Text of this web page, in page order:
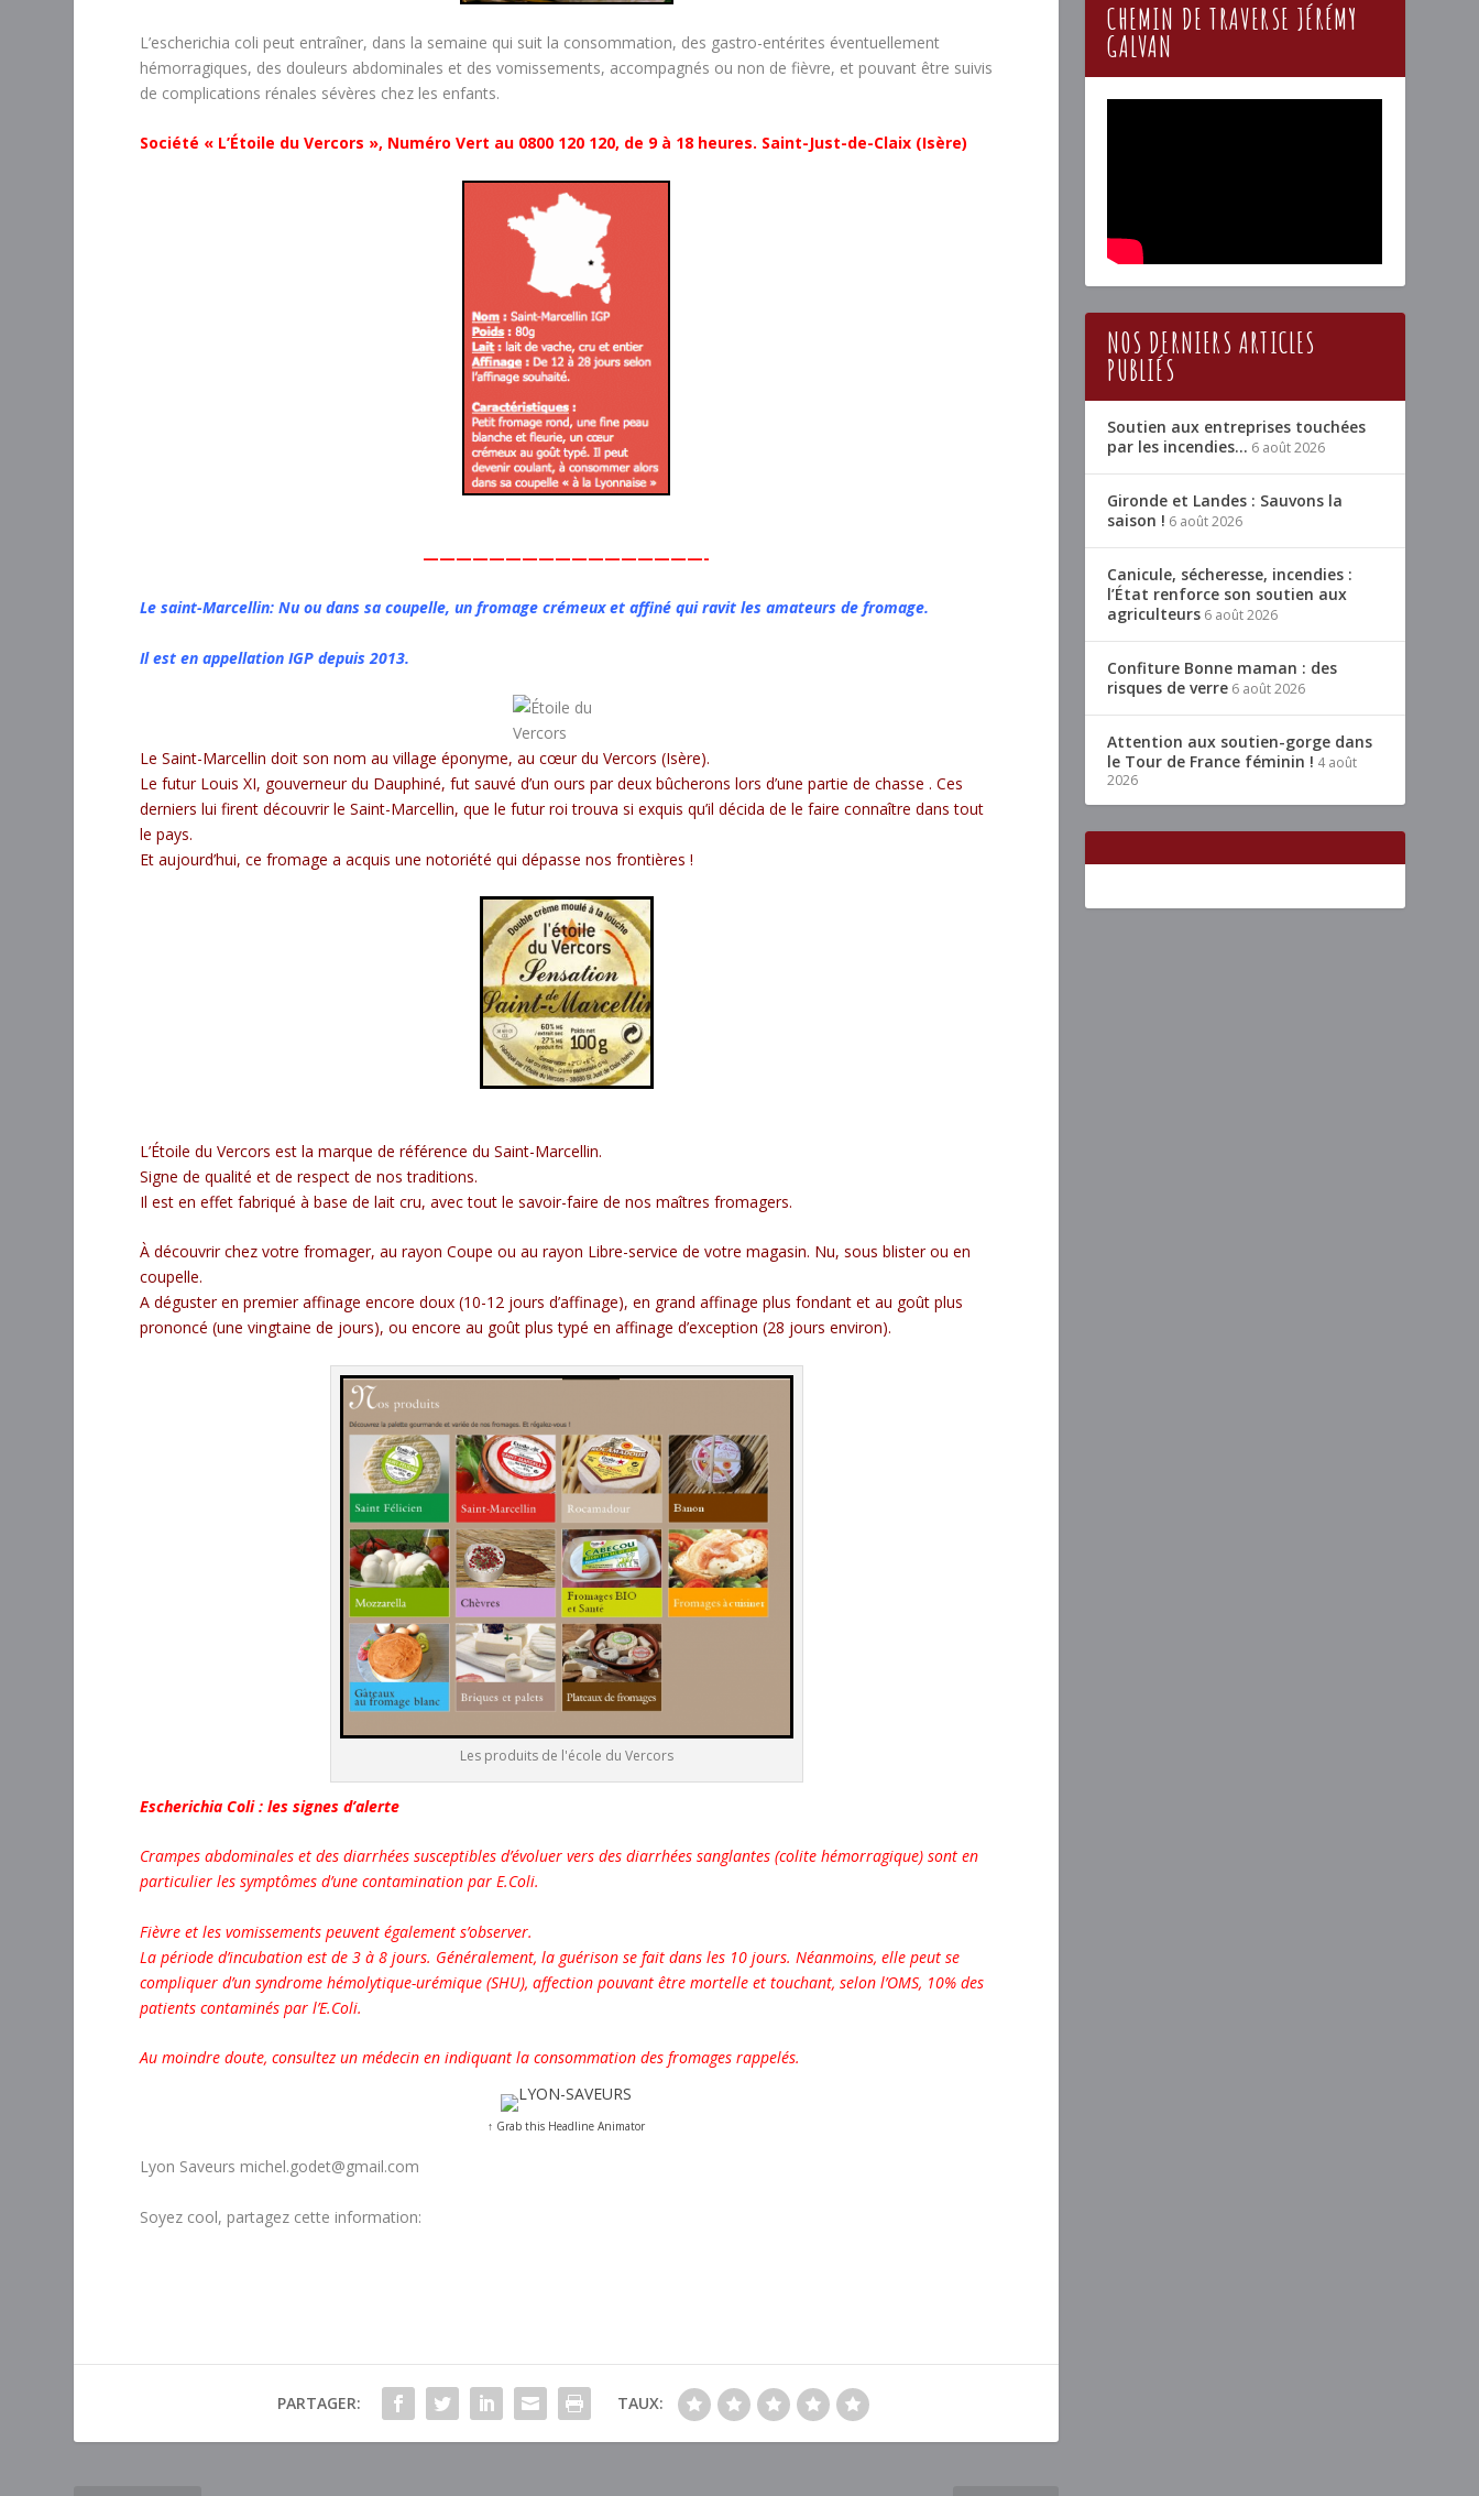
L’escherichia coli peut entraîner, dans la semaine qui suit la consommation, des gastro-entérites éventuellement
hémorragiques, des douleurs abdominales et des vomissements, accompagnés ou non de fièvre, et pouvant être suivis
de complications rénales sévères chez les enfants.
Société « L’Étoile du Vercors », Numéro Vert au 0800 120 120, de 9 à 18 heures. Saint-Just-de-Claix (Isère)
—————————————————-
Le saint-Marcellin: Nu ou dans sa coupelle, un fromage crémeux et affiné qui ravit les amateurs de fromage.
Il est en appellation IGP depuis 2013.
Le Saint-Marcellin doit son nom au village éponyme, au cœur du Vercors (Isère).
Le futur Louis XI, gouverneur du Dauphiné, fut sauvé d’un ours par deux bûcherons lors d’une partie de chasse . Ces
derniers lui firent découvrir le Saint-Marcellin, que le futur roi trouva si exquis qu’il décida de le faire connaître dans tout
le pays.
Et aujourd’hui, ce fromage a acquis une notoriété qui dépasse nos frontières !
L’Étoile du Vercors est la marque de référence du Saint-Marcellin.
Signe de qualité et de respect de nos traditions.
Il est en effet fabriqué à base de lait cru, avec tout le savoir-faire de nos maîtres fromagers.
À découvrir chez votre fromager, au rayon Coupe ou au rayon Libre-service de votre magasin. Nu, sous blister ou en
coupelle.
A déguster en premier affinage encore doux (10-12 jours d’affinage), en grand affinage plus fondant et au goût plus
prononcé (une vingtaine de jours), ou encore au goût plus typé en affinage d’exception (28 jours environ).
Les produits de l'école du Vercors
Escherichia Coli : les signes d’alerte
Crampes abdominales et des diarrhées susceptibles d’évoluer vers des diarrhées sanglantes (colite hémorragique) sont en
particulier les symptômes d’une contamination par E.Coli.
Fièvre et les vomissements peuvent également s’observer.
La période d’incubation est de 3 à 8 jours. Généralement, la guérison se fait dans les 10 jours. Néanmoins, elle peut se
compliquer d’un syndrome hémolytique-urémique (SHU), affection pouvant être mortelle et touchant, selon l’OMS, 10% des
patients contaminés par l’E.Coli.
Au moindre doute, consultez un médecin en indiquant la consommation des fromages rappelés.
↑ Grab this Headline Animator
Lyon Saveurs michel.godet@gmail.com
Soyez cool, partagez cette information:
PARTAGER: TAUX:
CHEMIN DE TRAVERSE JÉRÉMY
GALVAN
NOS DERNIERS ARTICLES
PUBLIÉS
Soutien aux entreprises touchées
par les incendies… 6 août 2026
Gironde et Landes : Sauvons la
saison ! 6 août 2026
Canicule, sécheresse, incendies :
l’État renforce son soutien aux
agriculteurs 6 août 2026
Confiture Bonne maman : des
risques de verre 6 août 2026
Attention aux soutien-gorge dans
le Tour de France féminin ! 4 août
2026